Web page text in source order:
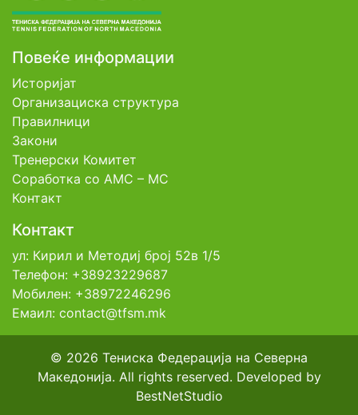
Повеќе информации
Историјат
Организациска структура
Правилници
Закони
Тренерски Комитет
Соработка со АМС – МС
Контакт
Контакт
ул: Кирил и Методиј број 52в 1/5
Телефон: +38923229687
Мобилен: +38972246296
Емаил: contact@tfsm.mk
© 2026 Тениска Федерација на Северна
Македонија. All rights reserved. Developed by
BestNetStudio